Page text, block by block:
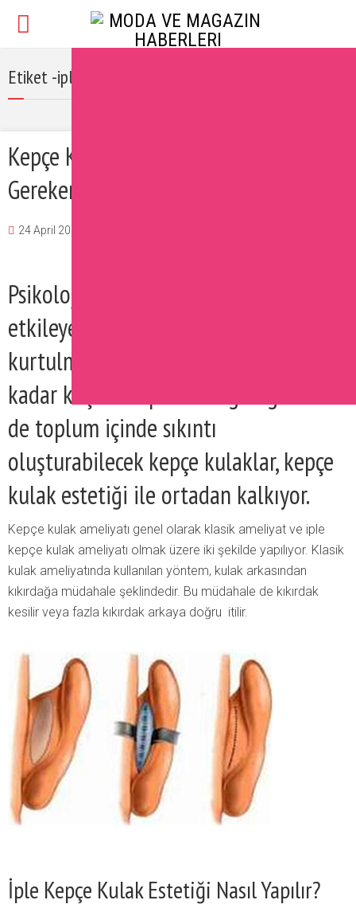
Etiket -iple kepçe kulak tedavisi nasıl yapılır
Kepçe Kulak Estetiği İle İlgili Bilmeniz
Gerekenler
24 April 2017
Psikolojik sağlığınızı olumsuz
etkileyen kepçe kulaklardan
kurtulmak hiç de zor değil. Her ne
kadar küçük bir problem gibi görünse
de toplum içinde sıkıntı
oluşturabilecek kepçe kulaklar, kepçe
kulak estetiği ile ortadan kalkıyor.
Kepçe kulak ameliyatı genel olarak klasik ameliyat ve iple
kepçe kulak ameliyatı olmak üzere iki şekilde yapılıyor. Klasik
kulak ameliyatında kullanılan yöntem, kulak arkasından
kıkırdağa müdahale şeklindedir. Bu müdahale de kıkırdak
kesilir veya fazla kıkırdak arkaya doğru itilir.
İple Kepçe Kulak Estetiği Nasıl Yapılır?